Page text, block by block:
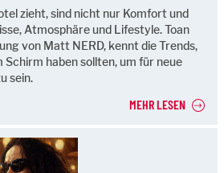
zieht, sind nicht nur Komfort und
Atmosphäre und Lifestyle. Toan
von Matt NERD, kennt die Trends,
Schirm haben sollten, um für neue
sein.
MEHR LESEN